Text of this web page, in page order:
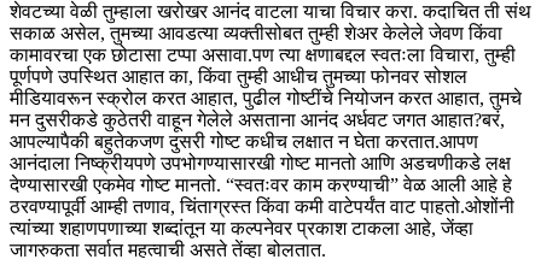
शेवटच्या वेळी तुम्हाला खरोखर आनंद वाटला याचा विचार करा. कदाचित ती संथ
सकाळ असेल, तुमच्या आवडत्या व्यक्तीसोबत तुम्ही शेअर केलेले जेवण किंवा
कामावरचा एक छोटासा टप्पा असावा.पण त्या क्षणाबद्दल स्वतःला विचारा, तुम्ही
पूर्णपणे उपस्थित आहात का, किंवा तुम्ही आधीच तुमच्या फोनवर सोशल
मीडियावरून स्क्रोल करत आहात, पुढील गोष्टींचे नियोजन करत आहात, तुमचे
मन दुसरीकडे कुठेतरी वाहून गेलेले असताना आनंद अर्धवट जगत आहात?बरं,
आपल्यापैकी बहुतेकजण दुसरी गोष्ट कधीच लक्षात न घेता करतात.आपण
आनंदाला निष्क्रीयपणे उपभोगण्यासारखी गोष्ट मानतो आणि अडचणीकडे लक्ष
देण्यासारखी एकमेव गोष्ट मानतो. “स्वतःवर काम करण्याची” वेळ आली आहे हे
ठरवण्यापूर्वी आम्ही तणाव, चिंताग्रस्त किंवा कमी वाटेपर्यंत वाट पाहतो.ओशोंनी
त्यांच्या शहाणपणाच्या शब्दांतून या कल्पनेवर प्रकाश टाकला आहे, जेंव्हा
जागरुकता सर्वात महत्वाची असते तेंव्हा बोलतात.